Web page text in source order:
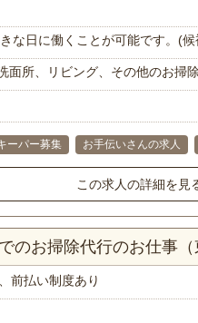
な日に働くことが可能です。(
面所、リビング、その他のお掃除
ーパー募集 お手伝いさんの求人
この求人の詳細を見
お掃除代行のお仕事（
前払い制度あり